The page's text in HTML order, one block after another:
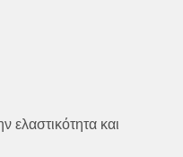
ελαστικότητα και